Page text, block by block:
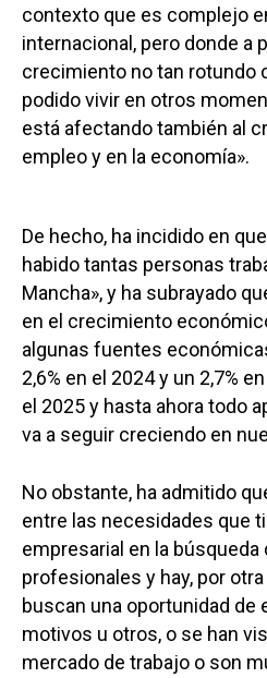
contexto que es complejo
internacional, pero donde a
crecimiento no tan rotundo
podido vivir en otros
está afectando también al
empleo y en la economía».
De hecho, ha incidido en
habido tantas personas
Mancha», y ha subrayado
en el crecimiento
algunas fuentes
2,6% en el 2024 y un 2,7%
el 2025 y hasta ahora todo
va a seguir creciendo en
No obstante, ha admitido
entre las necesidades que
empresarial en la búsqueda
profesionales y hay, por
buscan una oportunidad de
motivos u otros, o se han
mercado de trabajo o son